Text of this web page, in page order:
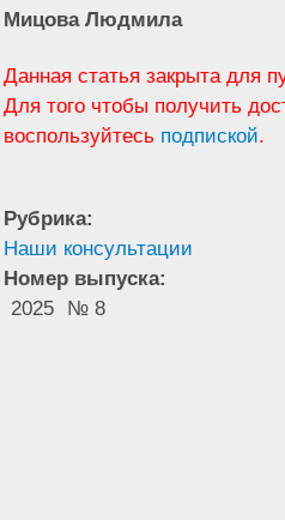
Мицова Людмила
Данная статья закрыта для
Для того чтобы получить
воспользуйтесь подпиской.
Рубрика:
Наши консультации
Номер выпуска:
2025 № 8